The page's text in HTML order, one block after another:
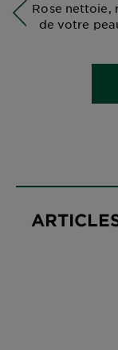
Rose nettoie,
de votre